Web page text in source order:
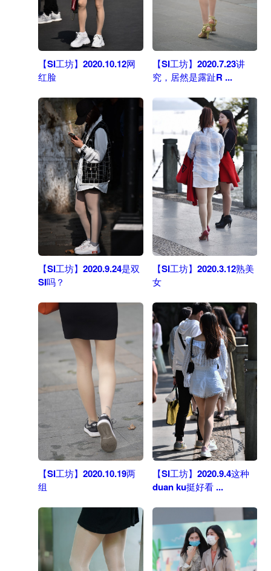
【SI工坊】2020.10.12网
红脸
【SI工坊】2020.7.23讲
究，居然是露趾R ...
【SI工坊】2020.9.24是双
SI吗？
【SI工坊】2020.3.12熟美
女
【SI工坊】2020.10.19两
组
【SI工坊】2020.9.4这种
duan ku挺好看 ...